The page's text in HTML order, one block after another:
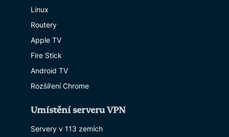
Linux
Routery
Apple TV
Fire Stick
Android TV
Rozšíření Chrome
Umístění serveru VPN
Servery v 113 zemích